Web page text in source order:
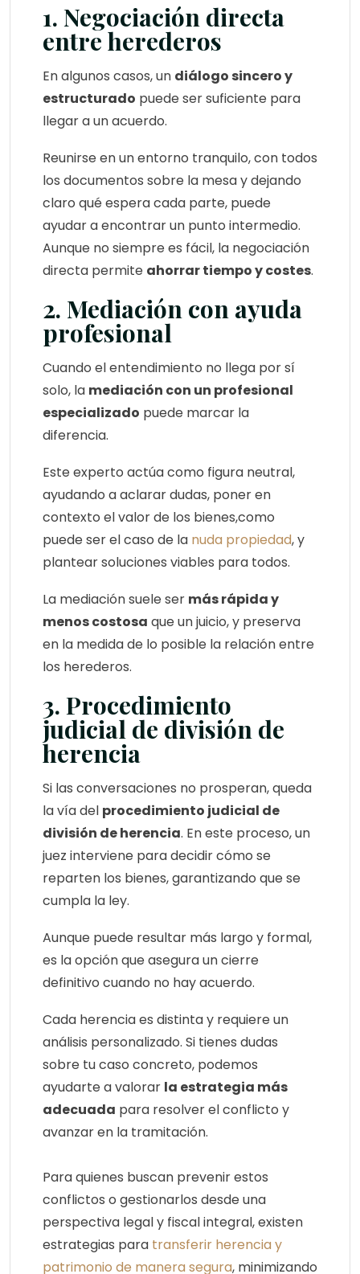
1. Negociación directa
entre herederos
En algunos casos, un diálogo sincero y
estructurado puede ser suficiente para
llegar a un acuerdo.
Reunirse en un entorno tranquilo, con todos
los documentos sobre la mesa y dejando
claro qué espera cada parte, puede
ayudar a encontrar un punto intermedio.
Aunque no siempre es fácil, la negociación
directa permite ahorrar tiempo y costes.
2. Mediación con ayuda
profesional
Cuando el entendimiento no llega por sí
solo, la mediación con un profesional
especializado puede marcar la
diferencia.
Este experto actúa como figura neutral,
ayudando a aclarar dudas, poner en
contexto el valor de los bienes,como
puede ser el caso de la nuda propiedad, y
plantear soluciones viables para todos.
La mediación suele ser más rápida y
menos costosa que un juicio, y preserva
en la medida de lo posible la relación entre
los herederos.
3. Procedimiento
judicial de división de
herencia
Si las conversaciones no prosperan, queda
la vía del procedimiento judicial de
división de herencia. En este proceso, un
juez interviene para decidir cómo se
reparten los bienes, garantizando que se
cumpla la ley.
Aunque puede resultar más largo y formal,
es la opción que asegura un cierre
definitivo cuando no hay acuerdo.
Cada herencia es distinta y requiere un
análisis personalizado. Si tienes dudas
sobre tu caso concreto, podemos
ayudarte a valorar la estrategia más
adecuada para resolver el conflicto y
avanzar en la tramitación.
Para quienes buscan prevenir estos
conflictos o gestionarlos desde una
perspectiva legal y fiscal integral, existen
estrategias para transferir herencia y
patrimonio de manera segura, minimizando